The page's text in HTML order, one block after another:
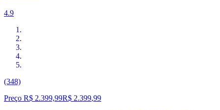
4.9
(348)
Preço R$ 2.399,99R$ 2.399,99